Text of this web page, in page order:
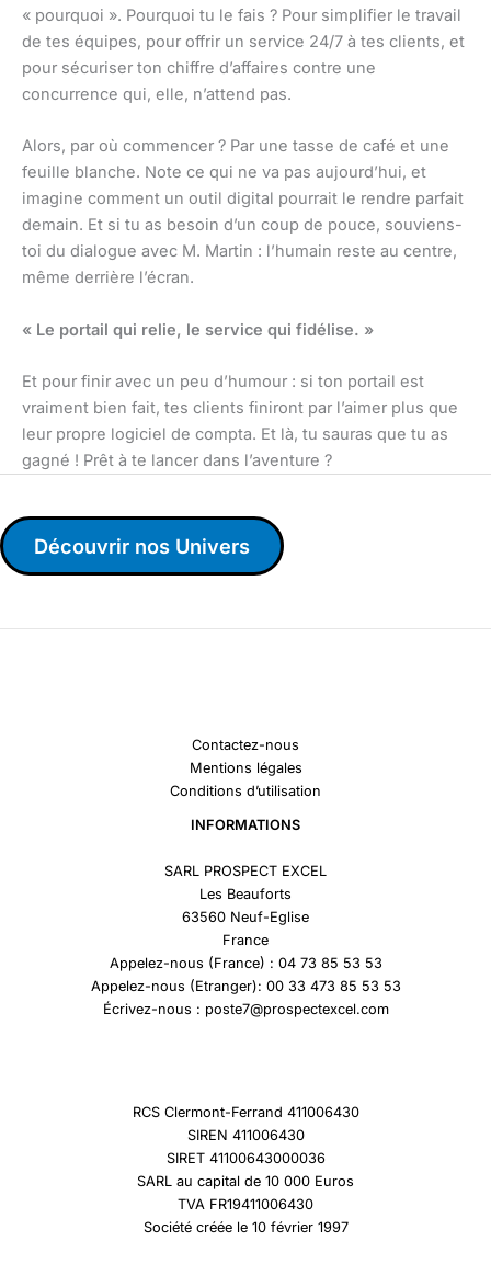
« pourquoi ». Pourquoi tu le fais ? Pour simplifier le travail
de tes équipes, pour offrir un service 24/7 à tes clients, et
pour sécuriser ton chiffre d’affaires contre une
concurrence qui, elle, n’attend pas.
Alors, par où commencer ? Par une tasse de café et une
feuille blanche. Note ce qui ne va pas aujourd’hui, et
imagine comment un outil digital pourrait le rendre parfait
demain. Et si tu as besoin d’un coup de pouce, souviens-
toi du dialogue avec M. Martin : l’humain reste au centre,
même derrière l’écran.
« Le portail qui relie, le service qui fidélise. »
Et pour finir avec un peu d’humour : si ton portail est
vraiment bien fait, tes clients finiront par l’aimer plus que
leur propre logiciel de compta. Et là, tu sauras que tu as
gagné ! Prêt à te lancer dans l’aventure ?
Découvrir nos Univers
Contactez-nous
Mentions légales
Conditions d’utilisation
INFORMATIONS
SARL PROSPECT EXCEL
Les Beauforts
63560 Neuf-Eglise
France
Appelez-nous (France) : 04 73 85 53 53
Appelez-nous (Etranger): 00 33 473 85 53 53
Écrivez-nous : poste7@prospectexcel.com
RCS Clermont-Ferrand 411006430
SIREN 411006430
SIRET 41100643000036
SARL au capital de 10 000 Euros
TVA FR19411006430
Société créée le 10 février 1997